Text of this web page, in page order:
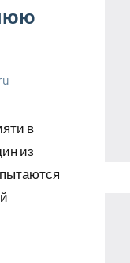
в
из